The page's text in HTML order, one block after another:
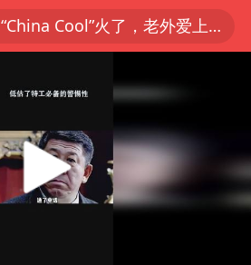
“China Cool”火了，老外爱上中国避暑游
用AI造出新病毒意味着什么